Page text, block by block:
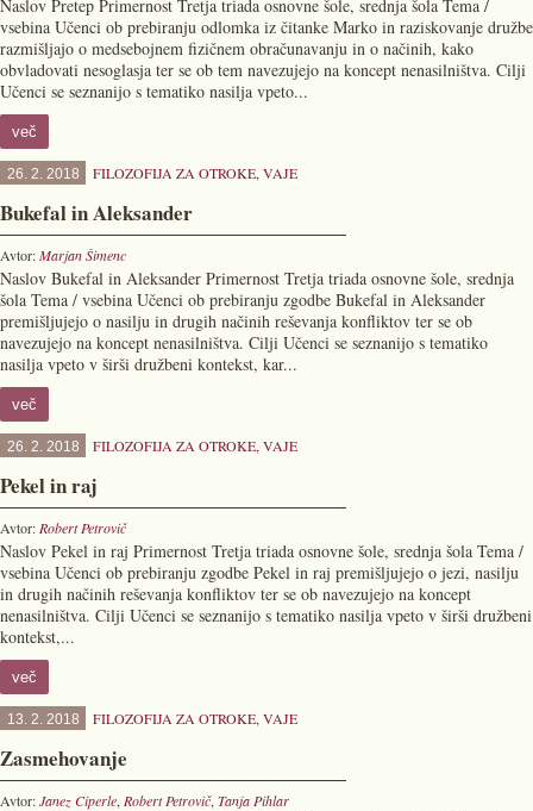
Naslov Pretep Primernost Tretja triada osnovne šole, srednja šola Tema /
vsebina Učenci ob prebiranju odlomka iz čitanke Marko in raziskovanje družbe
razmišljajo o medsebojnem fizičnem obračunavanju in o načinih, kako
obvladovati nesoglasja ter se ob tem navezujejo na koncept nenasilništva. Cilji
Učenci se seznanijo s tematiko nasilja vpeto...
več
26. 2. 2018 FILOZOFIJA ZA OTROKE, VAJE
Bukefal in Aleksander
Avtor:Marjan Šimenc
Naslov Bukefal in Aleksander Primernost Tretja triada osnovne šole, srednja
šola Tema / vsebina Učenci ob prebiranju zgodbe Bukefal in Aleksander
premišljujejo o nasilju in drugih načinih reševanja konfliktov ter se ob
navezujejo na koncept nenasilništva. Cilji Učenci se seznanijo s tematiko
nasilja vpeto v širši družbeni kontekst, kar...
več
26. 2. 2018 FILOZOFIJA ZA OTROKE, VAJE
Pekel in raj
Avtor: Robert Petrovič
Naslov Pekel in raj Primernost Tretja triada osnovne šole, srednja šola Tema /
vsebina Učenci ob prebiranju zgodbe Pekel in raj premišljujejo o jezi, nasilju
in drugih načinih reševanja konfliktov ter se ob navezujejo na koncept
nenasilništva. Cilji Učenci se seznanijo s tematiko nasilja vpeto v širši družbeni
kontekst,...
več
13. 2. 2018 FILOZOFIJA ZA OTROKE, VAJE
Zasmehovanje
Avtor:Janez Ciperle, Robert Petrovič, Tanja Pihlar